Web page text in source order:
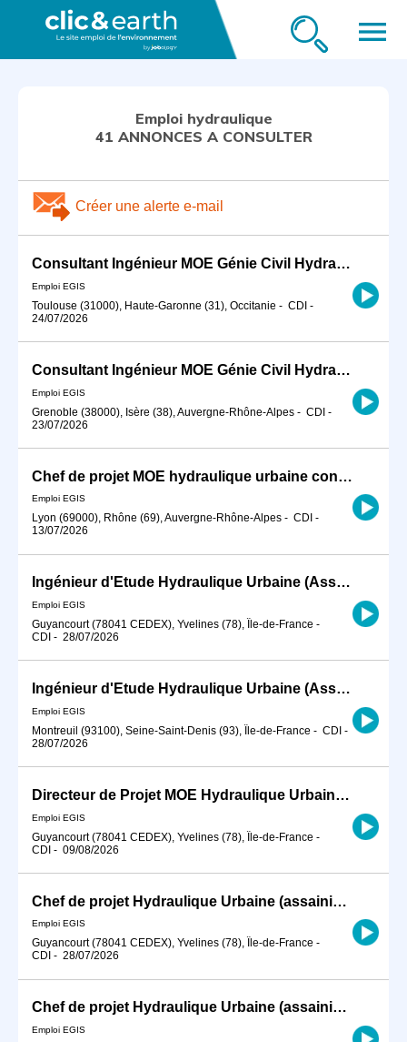
menu
Emploi hydraulique
41 ANNONCES A CONSULTER
Créer une alerte e-mail
Consultant Ingénieur MOE Génie Civil Hydraulique H/F
Emploi EGIS
Toulouse (31000), Haute-Garonne (31), Occitanie - CDI -
24/07/2026
Consultant Ingénieur MOE Génie Civil Hydraulique H/F
Emploi EGIS
Grenoble (38000), Isère (38), Auvergne-Rhône-Alpes - CDI -
23/07/2026
Chef de projet MOE hydraulique urbaine confirmé H/F
Emploi EGIS
Lyon (69000), Rhône (69), Auvergne-Rhône-Alpes - CDI -
13/07/2026
Ingénieur d'Etude Hydraulique Urbaine (Assainissement et Eau Potable) H/F
Emploi EGIS
Guyancourt (78041 CEDEX), Yvelines (78), Île-de-France -
CDI - 28/07/2026
Ingénieur d'Etude Hydraulique Urbaine (Assainissement et Eau Potable) H/F
Emploi EGIS
Montreuil (93100), Seine-Saint-Denis (93), Île-de-France - CDI -
28/07/2026
Directeur de Projet MOE Hydraulique Urbaine, Assainissement et Eau Potable H/F
Emploi EGIS
Guyancourt (78041 CEDEX), Yvelines (78), Île-de-France -
CDI - 09/08/2026
Chef de projet Hydraulique Urbaine (assainissement et eau potable) Confirmé H/F
Emploi EGIS
Guyancourt (78041 CEDEX), Yvelines (78), Île-de-France -
CDI - 28/07/2026
Chef de projet Hydraulique Urbaine (assainissement et eau potable) Confirmé H/F
Emploi EGIS